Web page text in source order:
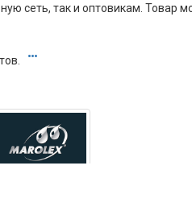
сеть, так и оптовикам. Товар